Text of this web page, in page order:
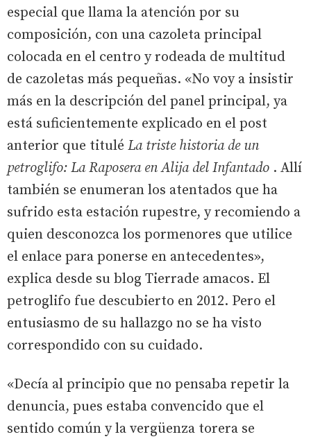
especial que llama la atención por su
composición, con una cazoleta principal
colocada en el centro y rodeada de multitud
de cazoletas más pequeñas. «No voy a insistir
más en la descripción del panel principal, ya
está suficientemente explicado en el post
anterior que titulé La triste historia de un
petroglifo: La Raposera en Alija del Infantado . Allí
también se enumeran los atentados que ha
sufrido esta estación rupestre, y recomiendo a
quien desconozca los pormenores que utilice
el enlace para ponerse en antecedentes»,
explica desde su blog Tierrade amacos. El
petroglifo fue descubierto en 2012. Pero el
entusiasmo de su hallazgo no se ha visto
correspondido con su cuidado.
«Decía al principio que no pensaba repetir la
denuncia, pues estaba convencido que el
sentido común y la vergüenza torera se